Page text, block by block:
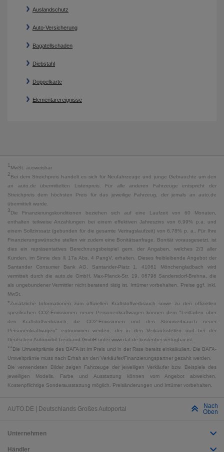
Auslandschutz
Auto-Versicherung
Bagatellschaden
Diebstahl
Doppelkarte
Elementarereignisse
1 MwSt. ausweisbar
2Bei dem Streichpreis handelt es sich für Neufahrzeuge und junge Gebrauchte um den
an auto.de übermittelten Listenpreis. Für alle anderen Fahrzeuge entspricht der
Streichpreis dem höchsten Preis für das jeweilige Fahrzeug, der jemals an auto.de
übermittelt wurde.
3Die Finanzierungskonditionen beziehen sich auf eine Laufzeit von 60 Monaten,
enthalten teilweise Anzahlungen bei einem effektiven Jahreszins von 6,99% p.a. und
einem Sollzinssatz (gebunden für die gesamte Vertragslaufzeit) von 6,78% p. a.. Für Ihre
Finanzierungswünsche stellen wir zudem eine Bonitätsanfrage. Bonität vorausgesetzt, ist
dies ein repräsentatives Berechnungsbeispiel gem. der Angaben, welches 2/3 aller
Kunden, im Sinne des § 17a Abs. 4 PangV, erhalten. Dieses freibleibende Angebot der
Santander Consumer Bank AG, Santander-Platz 1, 41061 Mönchengladbach wird
vermittelt durch die auto.de GmbH, Max-Planck-Str. 19, 06796 Sandersdorf-Brehna, die
als ungebundener Vermittler nicht beratend tätig ist. Irrtümer vorbehalten. Preise ggf. inkl.
MwSt.
*Zusätzliche Informationen zum offiziellen Kraftstoffverbrauch sowie zu den offiziellen
spezifischen CO2-Emissionen neuer Personenkraftwagen können dem "Leitfaden über
den Kraftstoffverbrauch, die CO2-Emissionen und den Stromverbrauch neuer
Personenkraftwagen" entnommen werden, der in den Verkaufsstellen und bei der
Deutschen Automobil Treuhand GmbH unter www.dat.de kostenfrei verfügbar ist.
**Die Umweltprämie des BAFA ist im Preis und in der Rate bereits einkalkuliert. Die BAFA-
Umweltprämie muss nach Erhalt an den Verkäufer/Finanzierungspartner gezahlt werden.
Die verwendeten Bilder zeigen Fahrzeuge der jeweiligen Verkäufer bzw. Beispiele des
jeweiligen Modells. Farbe und Ausstattung können vom Angebot abweichen.
Kostenpflichtige Sonderausstattung möglich. Preisänderungen und Irrtümer vorbehalten.
AUTO.DE | Deutschlands Großes Autoportal
Nach
Oben
Unternehmen
Händler